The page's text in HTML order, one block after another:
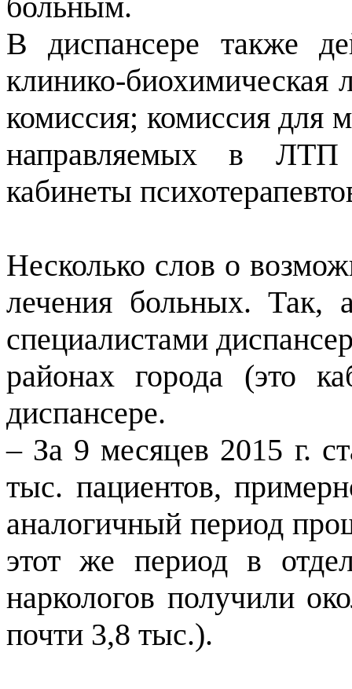
В диспансере также
клинико-биохимическая
комиссия; комиссия для
направляемых в ЛТП
кабинеты
Несколько слов о
лечения больных. Так,
специалистами
районах города (это
диспансере.
– За 9 месяцев 2015 г.
тыс. пациентов,
аналогичный период
этот же период в
наркологов получили
почти 3,8 тыс.).